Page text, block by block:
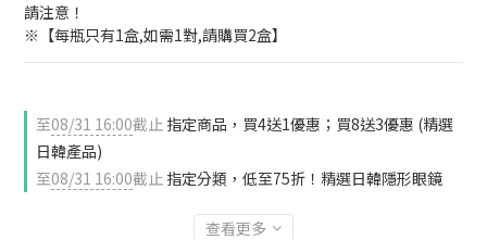
請注意！
※【每瓶只有1盒,如需1對,請購買2盒】
至08/31 16:00截止 指定商品，買4送1優惠；買8送3優惠 (精選
日韓產品)
至08/31 16:00截止 指定分類，低至75折！精選日韓隱形眼鏡
查看更多